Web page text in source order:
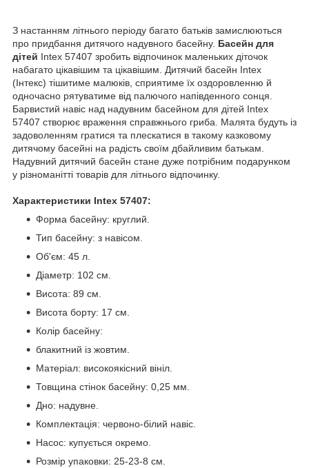
З настанням літнього періоду багато батьків замислюються
про придбання дитячого надувного басейну. Басейн для
дітей Intex 57407 зробить відпочинок маленьких діточок
набагато цікавішим та цікавішим. Дитячий басейн Intex
(Інтекс) тішитиме малюків, сприятиме їх оздоровленню й
одночасно рятуватиме від палючого напівденного сонця.
Барвистий навіс над надувним басейном для дітей Intex
57407 створює враження справжнього гриба. Малята будуть із
задоволенням гратися та плескатися в такому казковому
дитячому басейні на радість своїм дбайливим батькам.
Надувний дитячий басейн стане дуже потрібним подарунком
у різноманітті товарів для літнього відпочинку.
Характеристики Intex 57407:
Форма басейну: круглий.
Тип басейну: з навісом.
Об'єм: 45 л.
Діаметр: 102 см.
Висота: 89 см.
Висота борту: 17 см.
Колір басейну:
блакитний із жовтим.
Матеріал: високоякісний вініл.
Товщина стінок басейну: 0,25 мм.
Дно: надувне.
Комплектація: червоно-білий навіс.
Насос: купується окремо.
Розмір упаковки: 25-23-8 см.